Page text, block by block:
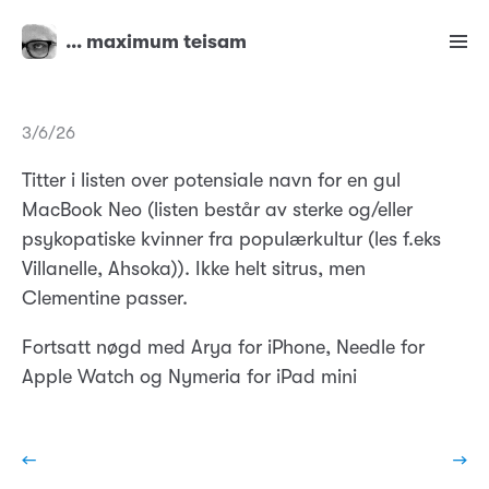
… maximum teisam
3/6/26
Titter i listen over potensiale navn for en gul
MacBook Neo (listen består av sterke og/eller
psykopatiske kvinner fra populærkultur (les f.eks
Villanelle, Ahsoka)). Ikke helt sitrus, men
Clementine passer.
Fortsatt nøgd med Arya for iPhone, Needle for
Apple Watch og Nymeria for iPad mini
← →